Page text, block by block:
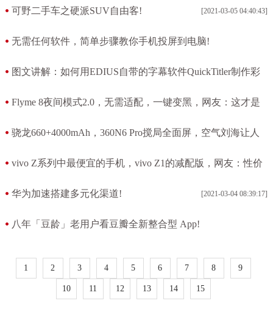
可野二手车之硬派SUV自由客! [2021-03-05 04:40:43]
无需任何软件，简单步骤教你手机投屏到电脑!
图文讲解：如何用EDIUS自带的字幕软件QuickTitler制作彩
[2021-03-05 04:16:15]
Flyme 8夜间模式2.0，无需适配，一键变黑，网友：这才是
[2021-03-04 11:29:11]
骁龙660+4000mAh，360N6 Pro搅局全面屏，空气刘海让人
[2021-03-04 09:45:23]
vivo Z系列中最便宜的手机，vivo Z1的减配版，网友：性价
[2021-03-04 09:25:55]
华为加速搭建多元化渠道! [2021-03-04 08:39:17]
八年「豆龄」老用户看豆瓣全新整合型 App!
1 2 3 4 5 6 7 8 9
10 11 12 13 14 15